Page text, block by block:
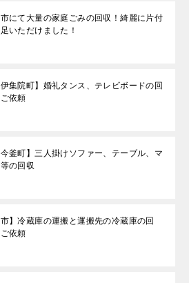
にて大量の家庭ごみの回収！綺麗に片付
いただけました！
伊集院町】婚礼タンス、テレビボードの回
依頼
今釜町】三人掛けソファー、テーブル、マ
の回収
市】冷蔵庫の運搬と運搬先の冷蔵庫の回
依頼